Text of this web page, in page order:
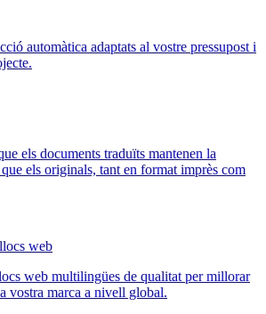
automàtica adaptats al vostre pressupost i
els documents traduïts mantenen la
els originals, tant en format imprès com
web
web multilingües de qualitat per millorar
vostra marca a nivell global.